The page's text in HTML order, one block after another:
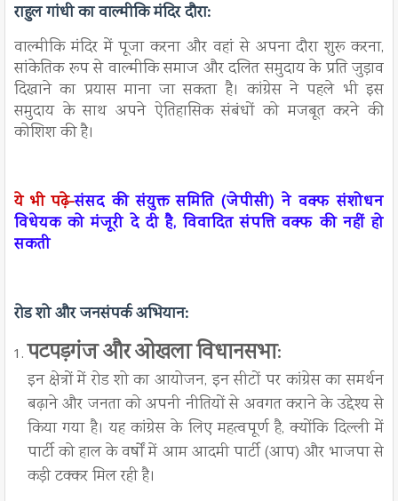
राहुल गांधी का वाल्मीकि मंदिर दौरा:
वाल्मीकि मंदिर में पूजा करना और वहां से अपना दौरा शुरू करना,
सांकेतिक रूप से वाल्मीकि समाज और दलित समुदाय के प्रति जुड़ाव
दिखाने का प्रयास माना जा सकता है। कांग्रेस ने पहले भी इस
समुदाय के साथ अपने ऐतिहासिक संबंधों को मजबूत करने की
कोशिश की है।
ये भी पढ़े-संसद की संयुक्त समिति (जेपीसी) ने वक्फ संशोधन
विधेयक को मंजूरी दे दी है, विवादित संपत्ति वक्फ की नहीं हो
सकती
रोड शो और जनसंपर्क अभियान:
पटपड़गंज और ओखला विधानसभा:
इन क्षेत्रों में रोड शो का आयोजन, इन सीटों पर कांग्रेस का समर्थन
बढ़ाने और जनता को अपनी नीतियों से अवगत कराने के उद्देश्य से
किया गया है। यह कांग्रेस के लिए महत्वपूर्ण है, क्योंकि दिल्ली में
पार्टी को हाल के वर्षों में आम आदमी पार्टी (आप) और भाजपा से
कड़ी टक्कर मिल रही है।